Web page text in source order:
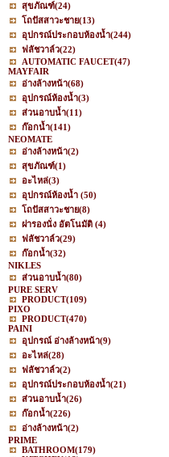
สุขภัณฑ์(24)
โถปัสสาวะชาย(13)
อุปกรณ์ประกอบห้องน้ำ(244)
ฟลัชวาล์ว(22)
AUTOMATIC FAUCET(47)
MAYFAIR
อ่างล้างหน้า(68)
อุปกรณ์ห้องน้ำ(3)
ส่วนอาบน้ำ(11)
ก๊อกน้ำ(141)
NEOMATE
อ่างล้างหน้า(2)
สุขภัณฑ์(1)
อะไหล่(3)
อุปกรณ์ห้องน้ำ (50)
โถปัสสาวะชาย(8)
ฝารองนั่ง อัตโนมัติ (4)
ฟลัชวาล์ว(29)
ก๊อกน้ำ(32)
NIKLES
ส่วนอาบน้ำ(80)
PURE SERV
PRODUCT(109)
PIXO
PRODUCT(470)
PAINI
อุปกรณ์ อ่างล้างหน้า(9)
อะไหล่(28)
ฟลัชวาล์ว(2)
อุปกรณ์ประกอบห้องน้ำ(21)
ส่วนอาบน้ำ(26)
ก๊อกน้ำ(226)
อ่างล้างหน้า(2)
PRIME
BATHROOM(179)